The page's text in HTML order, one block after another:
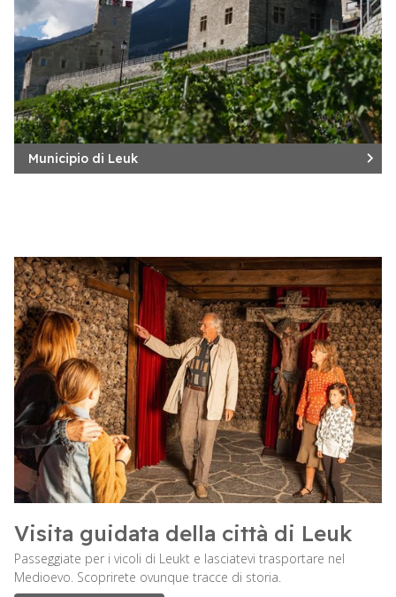
Municipio di Leuk
Visita guidata della città di Leuk
Passeggiate per i vicoli di Leukt e lasciatevi trasportare nel
Medioevo. Scoprirete ovunque tracce di storia.